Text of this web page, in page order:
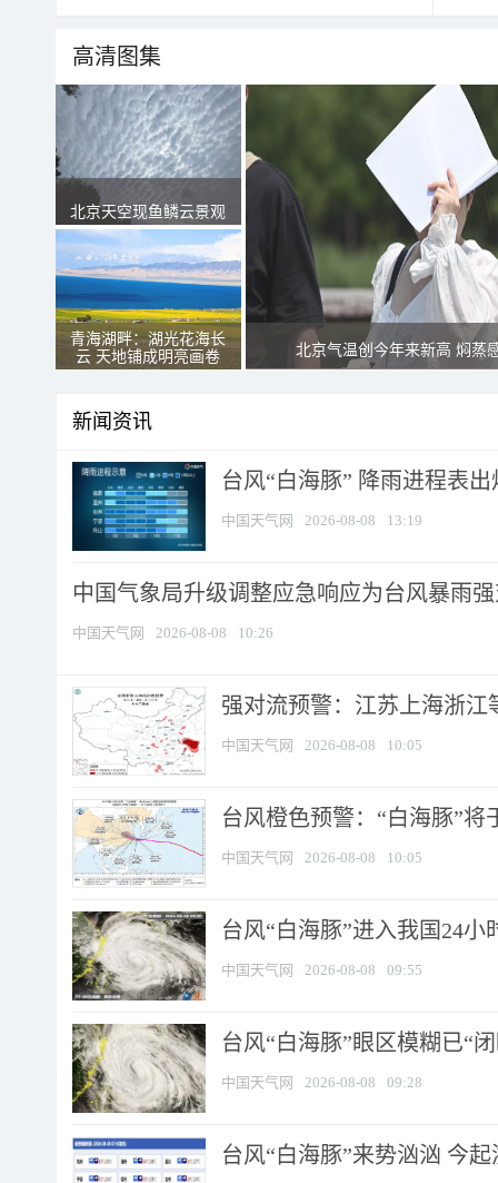
高清图集
北京天空现鱼鳞云景观
青海湖畔：湖光花海长
云 天地铺成明亮画卷
北京气温创今年来新高 焖蒸
新闻资讯
台风“白海豚” 降雨进程表
中国天气网 2026-08-08 13:19
中国气象局升级调整应急响应为台风暴雨
中国天气网 2026-08-08 10:26
强对流预警：江苏上海浙江
中国天气网 2026-08-08 10:05
台风橙色预警：“白海豚”将
中国天气网 2026-08-08 10:05
台风“白海豚”进入我国24
中国天气网 2026-08-08 09:55
台风“白海豚”眼区模糊已“
中国天气网 2026-08-08 09:28
台风“白海豚”来势汹汹 今